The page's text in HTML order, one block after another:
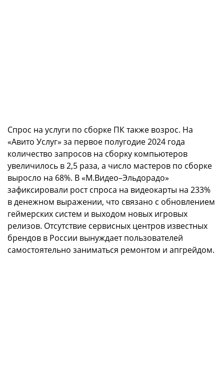
Спрос на услуги по сборке ПК также возрос. На
«Авито Услуг» за первое полугодие 2024 года
количество запросов на сборку компьютеров
увеличилось в 2,5 раза, а число мастеров по сборке
выросло на 68%. В «М.Видео–Эльдорадо»
зафиксировали рост спроса на видеокарты на 233%
в денежном выражении, что связано с обновлением
геймерских систем и выходом новых игровых
релизов. Отсутствие сервисных центров известных
брендов в России вынуждает пользователей
самостоятельно заниматься ремонтом и апгрейдом.